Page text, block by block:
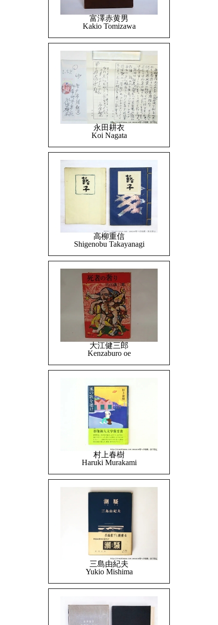
富澤赤黄男
Kakio Tomizawa
永田耕衣
Koi Nagata
高柳重信
Shigenobu Takayanagi
大江健三郎
Kenzaburo oe
村上春樹
Haruki Murakami
三島由紀夫
Yukio Mishima